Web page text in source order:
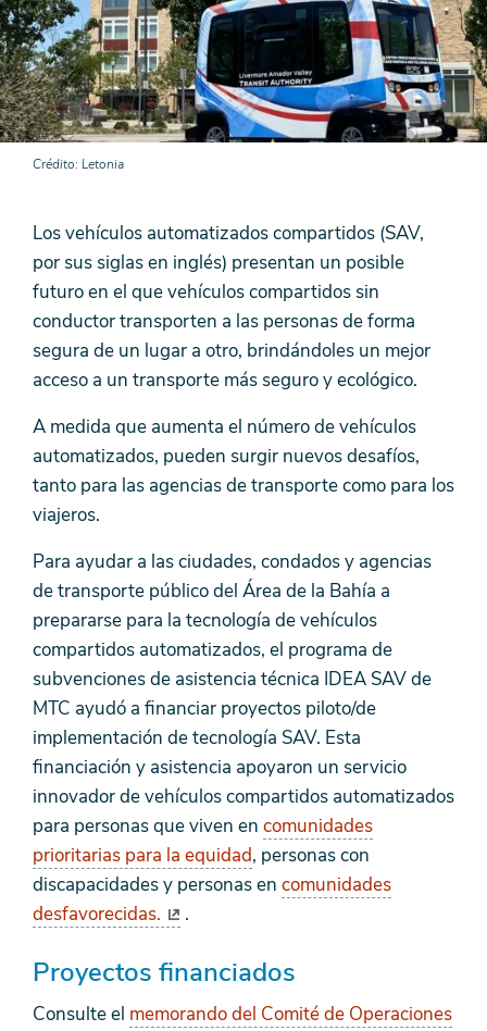
Crédito Letonia
Los vehículos automatizados compartidos (SAV,
por sus siglas en inglés) presentan un posible
futuro en el que vehículos compartidos sin
conductor transporten a las personas de forma
segura de un lugar a otro, brindándoles un mejor
acceso a un transporte más seguro y ecológico.
A medida que aumenta el número de vehículos
automatizados, pueden surgir nuevos desafíos,
tanto para las agencias de transporte como para los
viajeros.
Para ayudar a las ciudades, condados y agencias
de transporte público del Área de la Bahía a
prepararse para la tecnología de vehículos
compartidos automatizados, el programa de
subvenciones de asistencia técnica IDEA SAV de
MTC ayudó a financiar proyectos piloto/de
implementación de tecnología SAV. Esta
financiación y asistencia apoyaron un servicio
innovador de vehículos compartidos automatizados
para personas que viven en comunidades
prioritarias para la equidad, personas con
discapacidades y personas en comunidades
desfavorecidas.
.
Proyectos financiados
Consulte el memorando del Comité de Operaciones